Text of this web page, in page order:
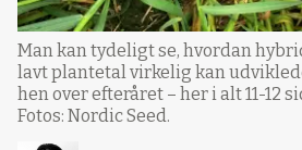
Man kan tydeligt se, hvordan
lavt plantetal virkelig kan
hen over efteråret – her i alt 11-12
Fotos: Nordic Seed.